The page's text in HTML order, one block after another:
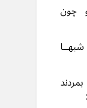
چون